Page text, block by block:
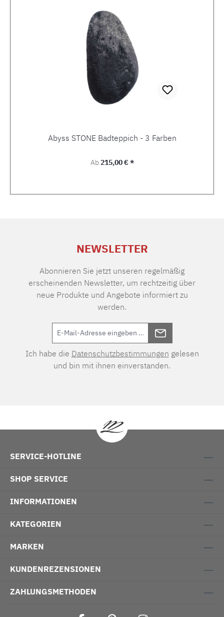
Abyss STONE Badteppich - 3 Farben
Regulärer Preis:
Ab215,00 € *
NEWSLETTER
Abonnieren Sie jetzt unseren regelmäßig
erscheinenden Newsletter, um rechtzeitig über
neue Produkte und Angebote informiert zu
werden.
Ich habe die Datenschutzbestimmungen gelesen
und bin mit ihnen einverstanden.
SERVICE-HOTLINE
SHOP SERVICE
INFORMATIONEN
KATEGORIEN
MARKEN
KUNDENREZENSIONEN
ZAHLUNGSMETHODEN